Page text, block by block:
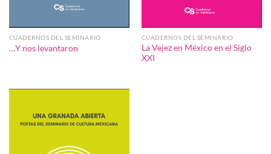
CUADERNOS DEL SEMINARIO
…Y nos levantaron
CUADERNOS DEL SEMINARIO
La Vejez en México en el Siglo
XXI